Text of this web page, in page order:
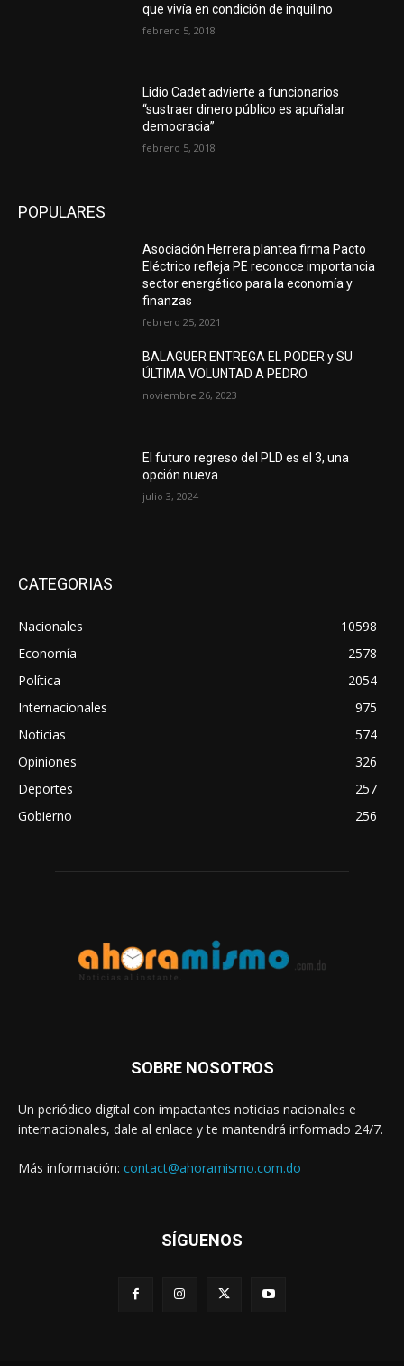
que vivía en condición de inquilino
febrero 5, 2018
Lidio Cadet advierte a funcionarios
“sustraer dinero público es apuñalar
democracia”
febrero 5, 2018
POPULARES
Asociación Herrera plantea firma Pacto
Eléctrico refleja PE reconoce importancia
sector energético para la economía y
finanzas
febrero 25, 2021
BALAGUER ENTREGA EL PODER y SU
ÚLTIMA VOLUNTAD A PEDRO
noviembre 26, 2023
El futuro regreso del PLD es el 3, una
opción nueva
julio 3, 2024
CATEGORIAS
Nacionales
10598
Economía
2578
Política
2054
Internacionales
975
Noticias
574
Opiniones
326
Deportes
257
Gobierno
256
SOBRE NOSOTROS
Un periódico digital con impactantes noticias nacionales e
internacionales, dale al enlace y te mantendrá informado 24/7.
Más información: contact@ahoramismo.com.do
SÍGUENOS